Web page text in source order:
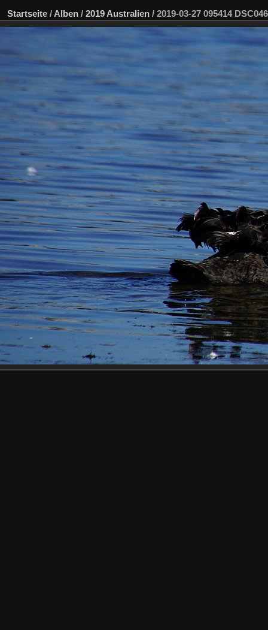
Startseite / Alben / 2019 Australien / 2019-03-27 095414